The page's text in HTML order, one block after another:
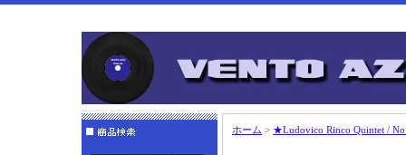
ホーム > ★Ludovico Rinco Quintet / No